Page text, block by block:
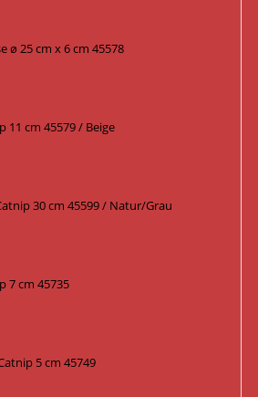
ø 25 cm x 6 cm 45578
11 cm 45579 / Beige
30 cm 45599 / Natur/Grau
7 cm 45735
5 cm 45749